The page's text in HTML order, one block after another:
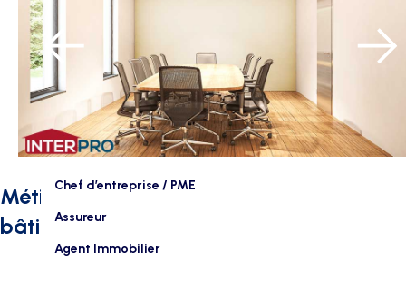
Métiers intéressés par ce type de
bâtiment :
Chef d’entreprise / PME
Assureur
Agent Immobilier